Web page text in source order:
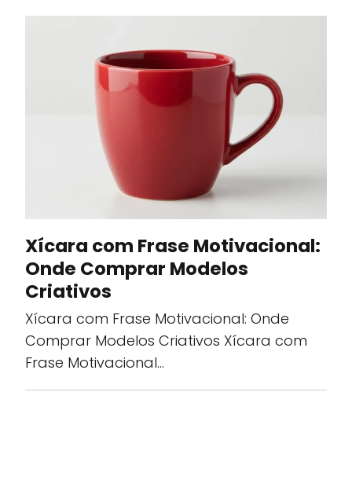
Xícara com Frase Motivacional:
Onde Comprar Modelos
Criativos
Xícara com Frase Motivacional: Onde
Comprar Modelos Criativos Xícara com
Frase Motivacional…